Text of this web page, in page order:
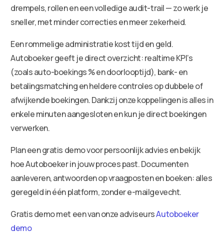
drempels, rollen en een volledige audit-trail — zo werk je
sneller, met minder correcties en meer zekerheid.
Een rommelige administratie kost tijd en geld.
Autoboeker geeft je direct overzicht: realtime KPI’s
(zoals auto-boekings % en doorlooptijd), bank- en
betalingsmatching en heldere controles op dubbele of
afwijkende boekingen. Dankzij onze koppelingen is alles in
enkele minuten aangesloten en kun je direct boekingen
verwerken.
Plan een gratis demo voor persoonlijk advies en bekijk
hoe Autoboeker in jouw proces past. Documenten
aanleveren, antwoorden op vraagposten en boeken: alles
geregeld in één platform, zonder e-mailgevecht.
Gratis demo met een van onze adviseursAutoboeker
demo